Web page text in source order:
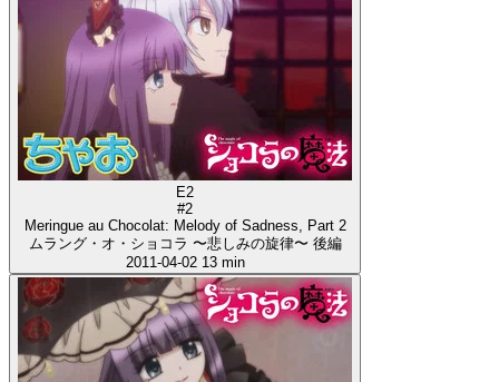
E2
#2
Meringue au Chocolat: Melody of Sadness, Part 2
ムラング・オ・ショコラ 〜悲しみの旋律〜 後編
2011-04-02 13 min